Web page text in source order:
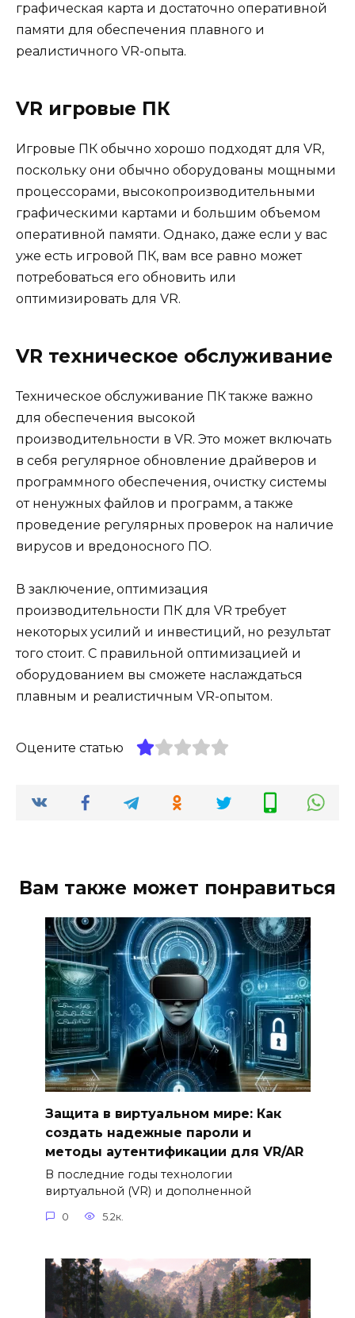
графическая карта и достаточно оперативной
памяти для обеспечения плавного и
реалистичного VR-опыта.
VR игровые ПК
Игровые ПК обычно хорошо подходят для VR,
поскольку они обычно оборудованы мощными
процессорами, высокопроизводительными
графическими картами и большим объемом
оперативной памяти. Однако, даже если у вас
уже есть игровой ПК, вам все равно может
потребоваться его обновить или
оптимизировать для VR.
VR техническое обслуживание
Техническое обслуживание ПК также важно
для обеспечения высокой
производительности в VR. Это может включать
в себя регулярное обновление драйверов и
программного обеспечения, очистку системы
от ненужных файлов и программ, а также
проведение регулярных проверок на наличие
вирусов и вредоносного ПО.
В заключение, оптимизация
производительности ПК для VR требует
некоторых усилий и инвестиций, но результат
того стоит. С правильной оптимизацией и
оборудованием вы сможете наслаждаться
плавным и реалистичным VR-опытом.
Оцените статью
Вам также может понравиться
Защита в виртуальном мире: Как
создать надежные пароли и
методы аутентификации для VR/AR
В последние годы технологии
виртуальной (VR) и дополненной
0 5.2к.